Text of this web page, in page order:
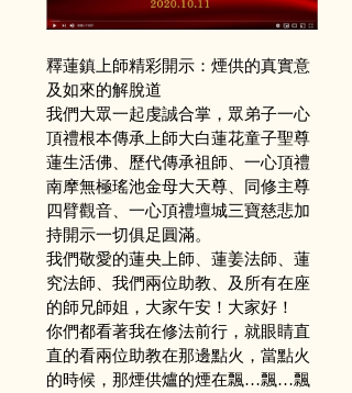
釋蓮鎮上師精彩開示：煙供的真實意
及如來的解脫道
我們大眾一起虔誠合掌，眾弟子一心
頂禮根本傳承上師大白蓮花童子聖尊
蓮生活佛、歷代傳承祖師、一心頂禮
南摩無極瑤池金母大天尊、同修主尊
四臂觀音、一心頂禮壇城三寶慈悲加
持開示一切俱足圓滿。
我們敬愛的蓮央上師、蓮姜法師、蓮
究法師、我們兩位助教、及所有在座
的師兄師姐，大家午安！大家好！
你們都看著我在修法前行，就眼睛直
直的看兩位助教在那邊點火，當點火
的時候，那煙供爐的煙在飄…飄…飄